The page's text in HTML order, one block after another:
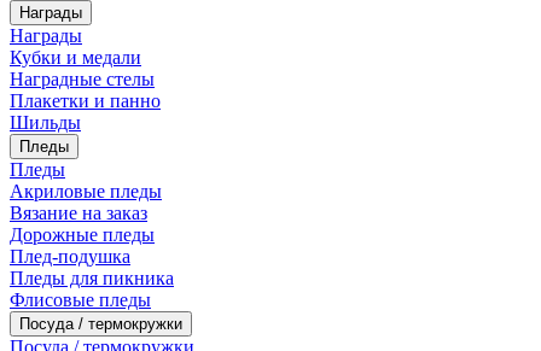
Награды
Награды
Кубки и медали
Наградные стелы
Плакетки и панно
Шильды
Пледы
Пледы
Акриловые пледы
Вязание на заказ
Дорожные пледы
Плед-подушка
Пледы для пикника
Флисовые пледы
Посуда / термокружки
Посуда / термокружки